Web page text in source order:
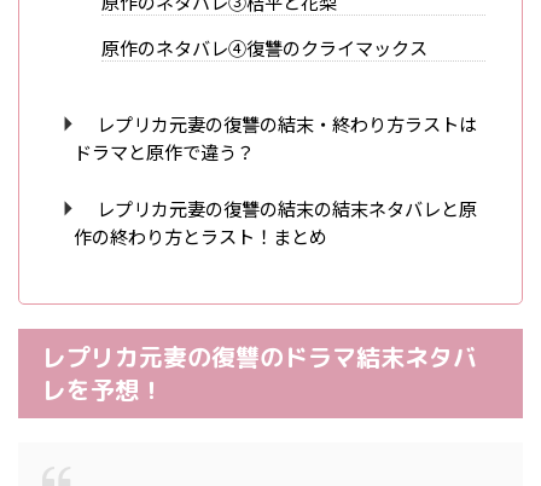
原作のネタバレ④復讐のクライマックス
レプリカ元妻の復讐の結末・終わり方ラストは
ドラマと原作で違う？
レプリカ元妻の復讐の結末の結末ネタバレと原
作の終わり方とラスト！まとめ
レプリカ元妻の復讐のドラマ結末ネタバ
レを予想！